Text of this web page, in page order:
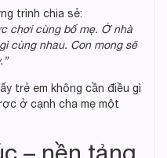
trình chia sẻ:
chơi cùng bố mẹ. Ở nhà
cùng nhau. Con mong sẽ
trẻ em không cần điều gì
ở cạnh cha mẹ một
– nền tảng